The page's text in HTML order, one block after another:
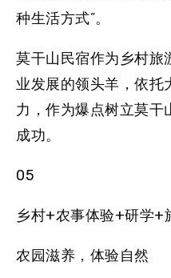
种生活方式”。
莫干山民宿作为乡村旅
业发展的领头羊，依托
力，作为爆点树立莫干
成功。
05
乡村+农事体验+研学+
农园滋养，体验自然